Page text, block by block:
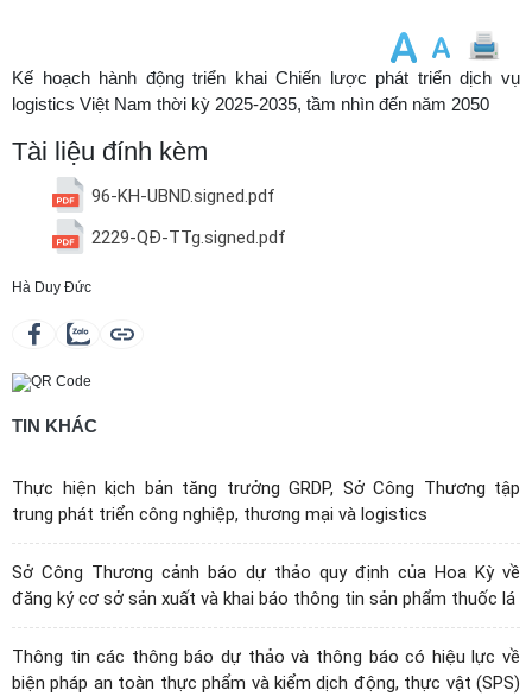
Kế hoạch hành động triển khai Chiến lược phát triển dịch vụ
logistics Việt Nam thời kỳ 2025-2035, tầm nhìn đến năm 2050
Tài liệu đính kèm
96-KH-UBND.signed.pdf
2229-QĐ-TTg.signed.pdf
Hà Duy Đức
TIN KHÁC
Thực hiện kịch bản tăng trưởng GRDP, Sở Công Thương tập
trung phát triển công nghiệp, thương mại và logistics
Sở Công Thương cảnh báo dự thảo quy định của Hoa Kỳ về
đăng ký cơ sở sản xuất và khai báo thông tin sản phẩm thuốc lá
Thông tin các thông báo dự thảo và thông báo có hiệu lực về
biện pháp an toàn thực phẩm và kiểm dịch động, thực vật (SPS)